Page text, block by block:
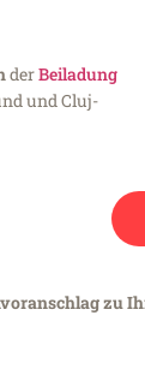
derBeiladung
und Cluj-
zu